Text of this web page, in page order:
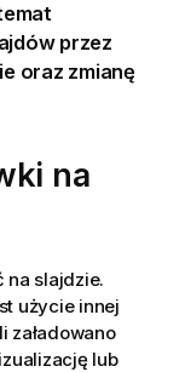
przez
oraz zmianę
na
na slajdzie.
użycie innej
załadowano
lub